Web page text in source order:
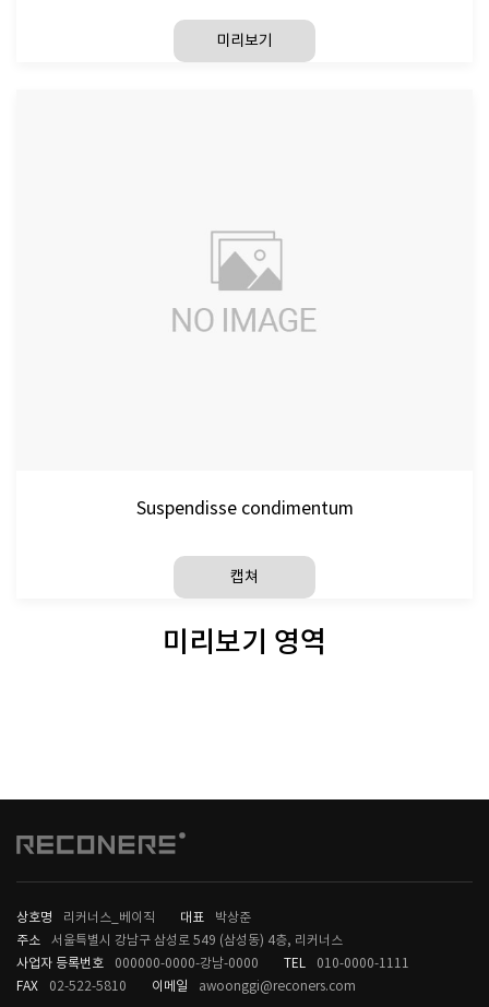
미리보기
Suspendisse condimentum
캡쳐
미리보기 영역
상호명 리커너스_베이직 대표
박상준
주소
서울특별시 강남구 삼성로 549 (삼성동) 4층, 리커너스
사업자 등록번호
000000-0000-강남-0000 TEL
010-0000-1111
FAX
02-522-5810 이메일 awoonggi@reconers.com